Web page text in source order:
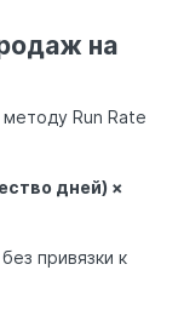
на
Run Rate
дней) ×
привязки к